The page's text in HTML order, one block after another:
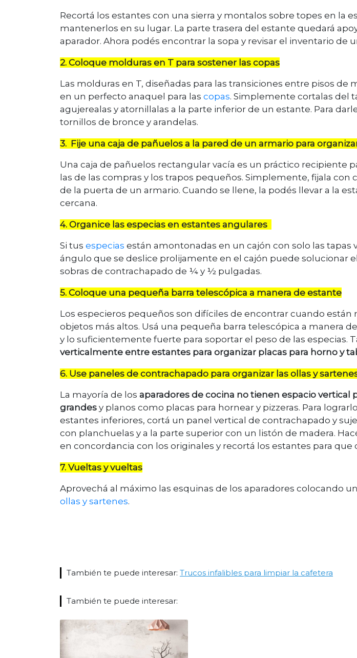
Recortá los estantes con una sierra y montalos sobre topes en la
mantenerlos en su lugar. La parte trasera del estante quedará
aparador. Ahora podés encontrar la sopa y revisar el inventario de
2. Coloque molduras en T para sostener las copas
Las molduras en T, diseñadas para las transiciones entre pisos de
en un perfecto anaquel para las copas. Simplemente cortalas del
agujerealas y atornillalas a la parte inferior de un estante. Para
tornillos de bronce y arandelas.
3. Fije una caja de pañuelos a la pared de un armario para
Una caja de pañuelos rectangular vacía es un práctico recipiente
las de las compras y los trapos pequeños. Simplemente, fijala con
de la puerta de un armario. Cuando se llene, la podés llevar a la
cercana.
4. Organice las especias en estantes angulares
Si tus especias están amontonadas en un cajón con solo las tapas
ángulo que se deslice prolijamente en el cajón puede solucionar
sobras de contrachapado de ¼ y ½ pulgadas.
5. Coloque una pequeña barra telescópica a manera de estante
Los especieros pequeños son difíciles de encontrar cuando están
objetos más altos. Usá una pequeña barra telescópica a manera
y lo suficientemente fuerte para soportar el peso de las especias.
verticalmente entre estantes para organizar placas para horno y
6. Use paneles de contrachapado para organizar las ollas y
La mayoría de los aparadores de cocina no tienen espacio vertical
grandes y planos como placas para hornear y pizzeras. Para
estantes inferiores, cortá un panel vertical de contrachapado y
con planchuelas y a la parte superior con un listón de madera.
en concordancia con los originales y recortá los estantes para
7. Vueltas y vueltas
Aprovechá al máximo las esquinas de los aparadores colocando
ollas y sartenes.
También te puede interesar: Trucos infalibles para limpiar la cafetera
También te puede interesar: